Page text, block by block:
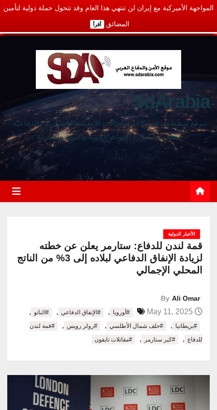
المواجهة الأميركية مع إيران لن تنتهي هذا العام وقد تتحول حملة دولية لتأمين
المضائق أقرأ
SdArabia
موقع متخصص في كافة المجالات الأمنية والعسكرية والدفاعية،
يغطي نشاطات القوات الجوية والبرية والبحرية
الأخبار الدولية
قمة لندن للدفاع: ستارمر يعلن عن خطته
لزيادة الإنفاق الدفاعي لبلاده إلى 3% من الناتج
المحلي الإجمالي
By Ali Omar
#أوروبا , #الإنفاق الدفاعي , #الناتو ,
#بريطانيا , #حلف شمال الأطلسي , #رولز رويس ,
#قمة لندن
للدفاع , #كير ستارمر , #مقاتلات تايفون